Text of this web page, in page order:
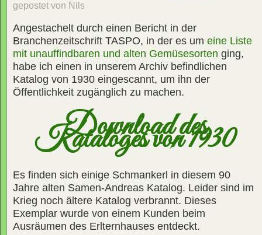
gepostet von Nils
Angestachelt durch einen Bericht in der
Branchenzeitschrift TASPO, in der es um eine Liste
mit unauffindbaren und alten Gemüsesorten ging,
habe ich einen in unserem Archiv befindlichen
Katalog von 1930 eingescannt, um ihn der
Öffentlichkeit zugänglich zu machen.
Download des
Kataloges von 1930
Es finden sich einige Schmankerl in diesem 90
Jahre alten Samen-Andreas Katalog. Leider sind im
Krieg noch ältere Katalog verbrannt. Dieses
Exemplar wurde von einem Kunden beim
Ausräumen des Erlternhauses entdeckt.